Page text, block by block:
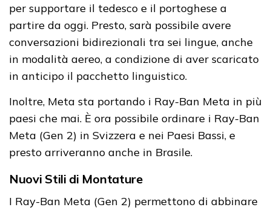
per supportare il tedesco e il portoghese a
partire da oggi. Presto, sarà possibile avere
conversazioni bidirezionali tra sei lingue, anche
in modalità aereo, a condizione di aver scaricato
in anticipo il pacchetto linguistico.
Inoltre, Meta sta portando i Ray-Ban Meta in più
paesi che mai. È ora possibile ordinare i Ray-Ban
Meta (Gen 2) in Svizzera e nei Paesi Bassi, e
presto arriveranno anche in Brasile.
Nuovi Stili di Montature
I Ray-Ban Meta (Gen 2) permettono di abbinare